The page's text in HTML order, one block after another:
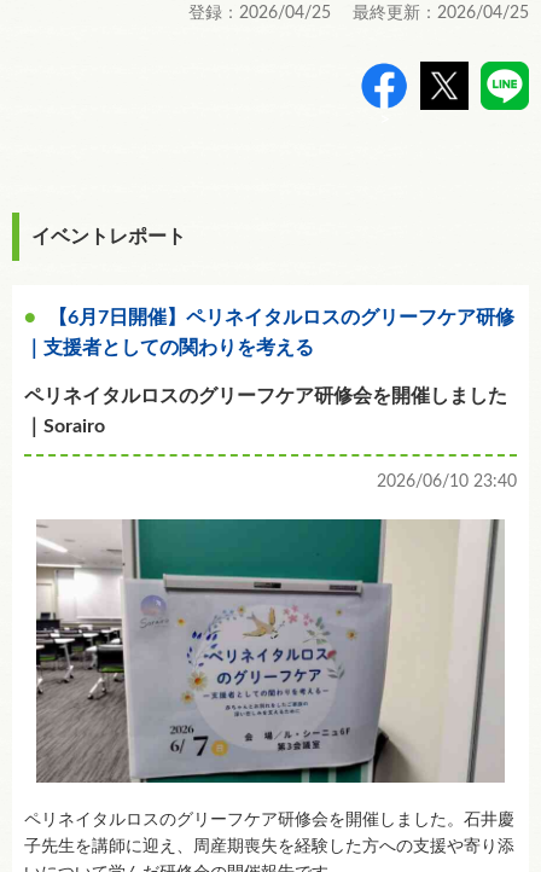
登録：2026/04/25 最終更新：2026/04/25
イベントレポート
【6月7日開催】ペリネイタルロスのグリーフケア研修
｜支援者としての関わりを考える
ペリネイタルロスのグリーフケア研修会を開催しました
｜Sorairo
2026/06/10 23:40
ペリネイタルロスのグリーフケア研修会を開催しました。石井慶
子先生を講師に迎え、周産期喪失を経験した方への支援や寄り添